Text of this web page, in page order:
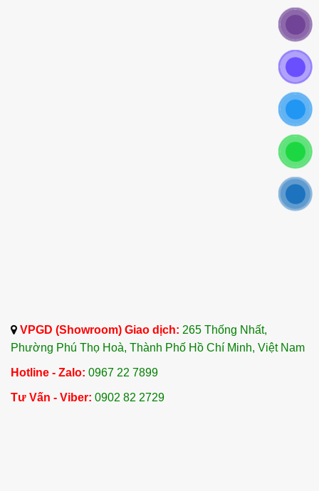
VPGD (Showroom) Giao dịch: 265 Thống Nhất,
Phường Phú Thọ Hoà, Thành Phố Hồ Chí Minh, Việt Nam
Hotline - Zalo: 0967 22 7899
Tư Vấn - Viber: 0902 82 2729